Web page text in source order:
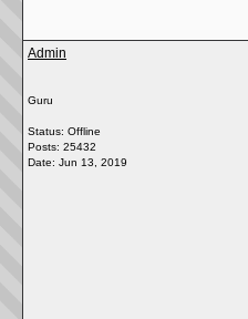
Admin
Guru
Status: Offline
Posts: 25432
Date: Jun 13, 2019